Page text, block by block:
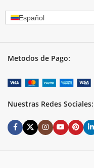
Español
Metodos de Pago:
Nuestras Redes Sociales: